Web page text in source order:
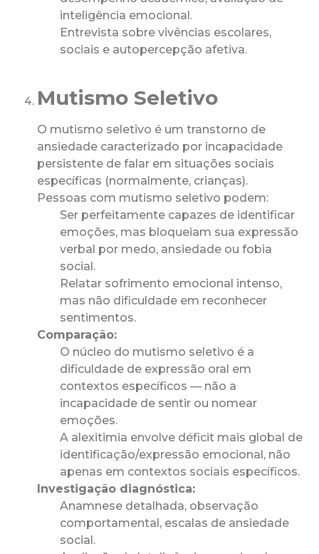
inteligência emocional.
Entrevista sobre vivências escolares,
sociais e autopercepção afetiva.
Mutismo Seletivo
O mutismo seletivo é um transtorno de
ansiedade caracterizado por incapacidade
persistente de falar em situações sociais
específicas (normalmente, crianças).
Pessoas com mutismo seletivo podem:
Ser perfeitamente capazes de identificar
emoções, mas bloqueiam sua expressão
verbal por medo, ansiedade ou fobia
social.
Relatar sofrimento emocional intenso,
mas não dificuldade em reconhecer
sentimentos.
Comparação:
O núcleo do mutismo seletivo é a
dificuldade de expressão oral em
contextos específicos — não a
incapacidade de sentir ou nomear
emoções.
A alexitimia envolve déficit mais global de
identificação/expressão emocional, não
apenas em contextos sociais específicos.
Investigação diagnóstica:
Anamnese detalhada, observação
comportamental, escalas de ansiedade
social.